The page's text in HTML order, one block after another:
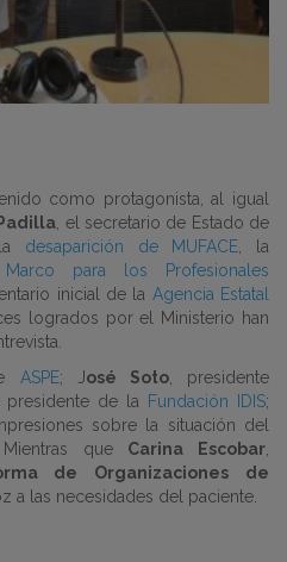
como protagonista, al igual
, el secretario de Estado de
desaparición de MUFACE , la
Marco para los Profesionales
inicial de la Agencia Estatal
logrados por el Ministerio han
ASPE; José Soto, presidente
presidente de la Fundación IDIS;
sobre la situación del
que Carina Escobar
de Organizaciones de
a las necesidades del paciente.